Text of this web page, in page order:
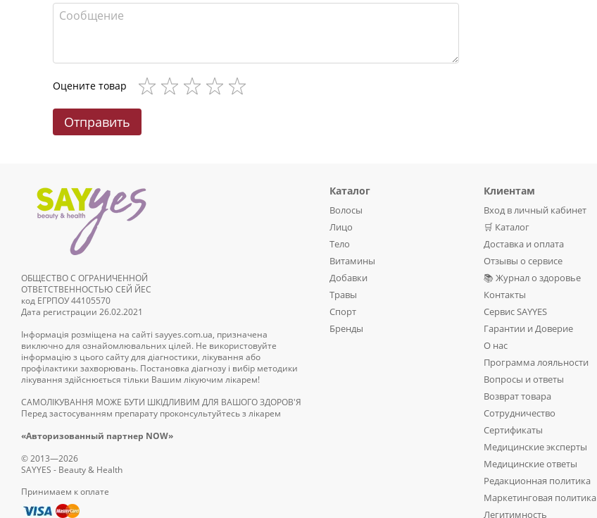
Оцените товар
Отправить
ОБЩЕСТВО С ОГРАНИЧЕННОЙ
ОТВЕТСТВЕННОСТЬЮ СЕЙ ЙЕС
код ЕГРПОУ 44105570
Дата регистрации 26.02.2021
Інформація розміщена на сайті sayyes.com.ua, призначена
виключно для ознайомлювальних цілей. Не використовуйте
інформацію з цього сайту для діагностики, лікування або
профілактики захворювань. Постановка діагнозу і вибір методики
лікування здійснюється тільки Вашим лікуючим лікарем!
САМОЛІКУВАННЯ МОЖЕ БУТИ ШКІДЛИВИМ ДЛЯ ВАШОГО ЗДОРОВ'Я
Перед застосуванням препарату проконсультуйтесь з лікарем
«Авторизованный партнер NOW»
© 2013—2026
SAYYES - Beauty & Health
Принимаем к оплате
Каталог
Волосы
Лицо
Тело
Витамины
Добавки
Травы
Спорт
Бренды
Клиентам
Вход в личный кабинет
🛒 Каталог
Доставка и оплата
Отзывы о сервисе
📚 Журнал о здоровье
Контакты
Сервис SAYYES
Гарантии и Доверие
О нас
Программа лояльности
Вопросы и ответы
Возврат товара
Сотрудничество
Сертификаты
Медицинские эксперты
Медицинские ответы
Редакционная политика
Маркетинговая политика
Легитимность